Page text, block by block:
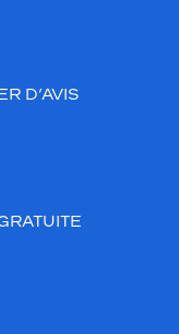
D’AVIS